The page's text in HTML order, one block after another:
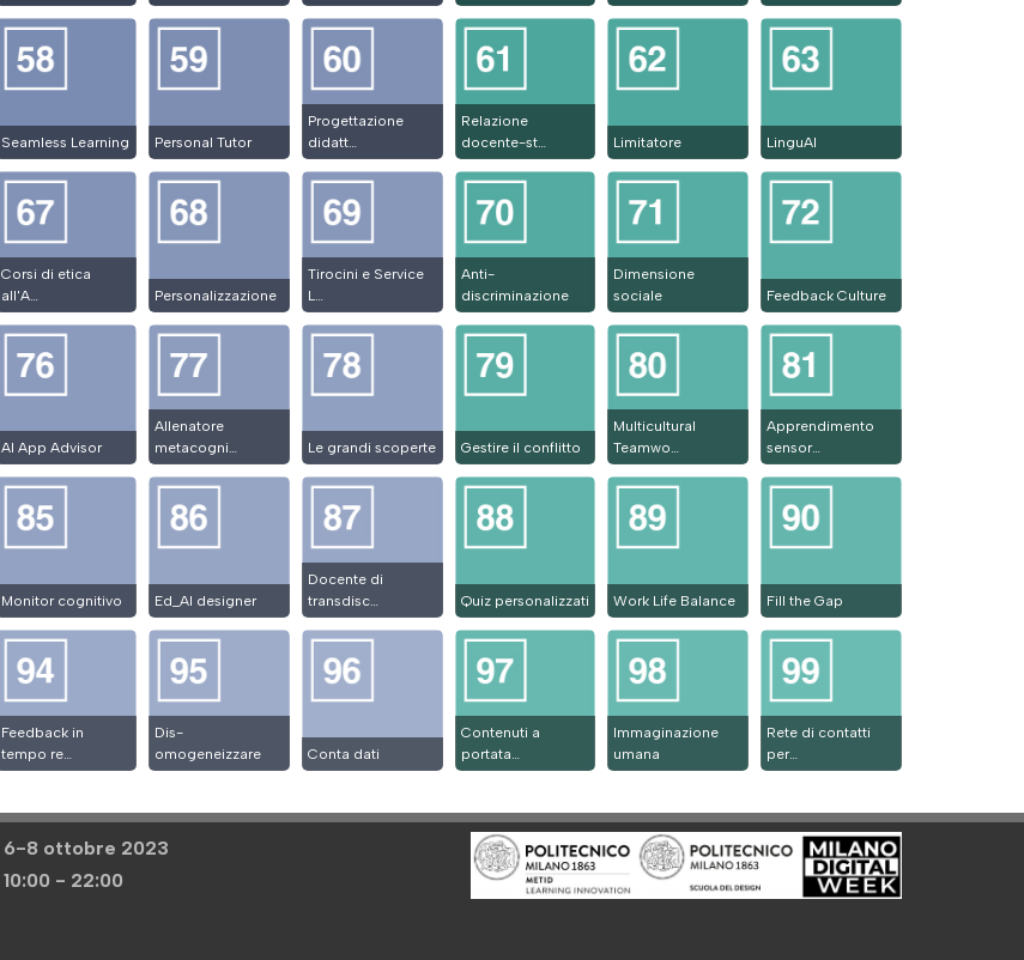
Seamless Learning Personal Tutor
Progettazione
didatt…
Relazione
docente-st…
Limitatore LinguAI
Corsi di etica
all'A…
Personalizzazione
Tirocini e Service
L…
Anti-
discriminazione
Dimensione
sociale
Feedback Culture
AI App Advisor
Allenatore
metacogni…
Le grandi scoperte Gestire il conflitto
Multicultural
Teamwo…
Apprendimento
sensor…
Monitor cognitivo Ed_AI designer
Docente di
transdisc…
Quiz personalizzati Work Life Balance Fill the Gap
Feedback in
tempo re…
Dis-
omogeneizzare
Conta dati
Contenuti a
portata…
Immaginazione
umana
Rete di contatti
per…
6-8 ottobre 2023
10:00 - 22:00